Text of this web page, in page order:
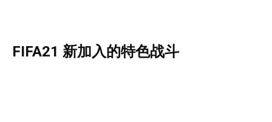
FIFA21 新加入的特色战斗